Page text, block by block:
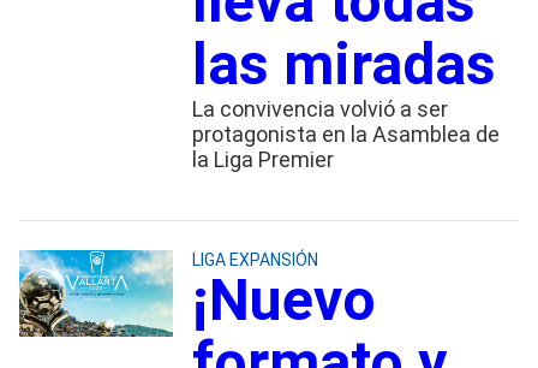
las miradas
La convivencia volvió a ser
protagonista en la Asamblea de
la Liga Premier
LIGA EXPANSIÓN
¡Nuevo